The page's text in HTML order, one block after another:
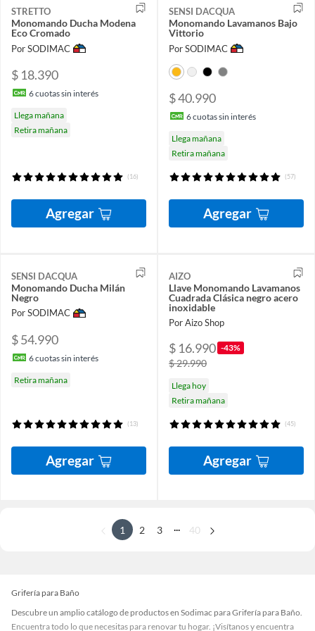
STRETTO
Monomando Ducha Modena
Eco Cromado
Por SODIMAC
$ 18.390
6cuotas sin interés
Llega mañana
Retira mañana
(16)
Agregar
SENSI DACQUA
Monomando Lavamanos Bajo
Vittorio
Por SODIMAC
$ 40.990
6cuotas sin interés
Llega mañana
Retira mañana
(57)
Agregar
SENSI DACQUA
Monomando Ducha Milán
Negro
Por SODIMAC
$ 54.990
6cuotas sin interés
Retira mañana
(13)
Agregar
AIZO
Llave Monomando Lavamanos
Cuadrada Clásica negro acero
inoxidable
Por Aizo Shop
$ 16.990 -43%
$ 29.990
Llega hoy
Retira mañana
(45)
Agregar
1 2 3 40
Grifería para Baño
Descubre un amplio catálogo de productos en Sodimac para Grifería para Baño.
Encuentra todo lo que necesitas para renovar tu hogar. ¡Visítanos y encuentra